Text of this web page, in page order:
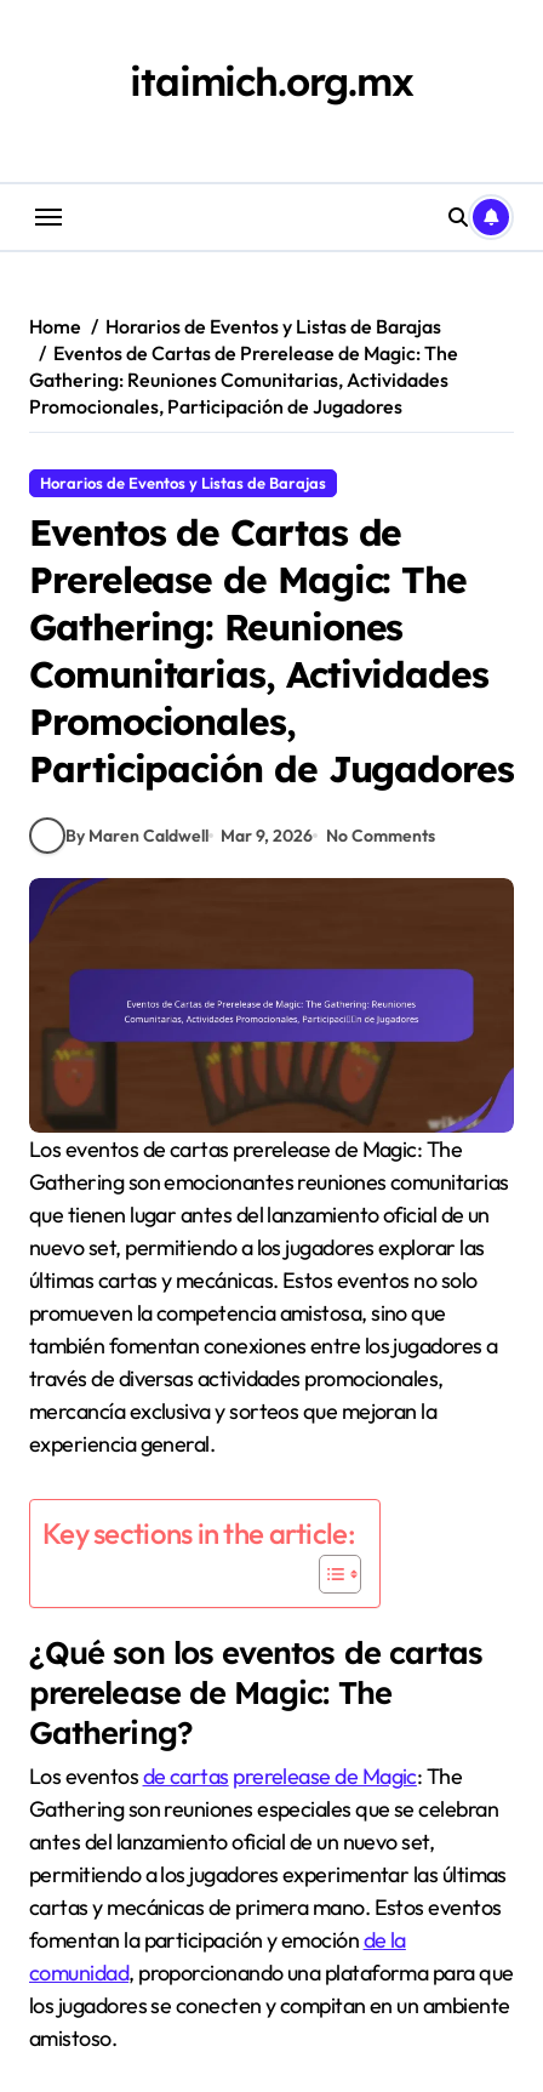
itaimich.org.mx
Home
Horarios de Eventos y Listas de Barajas
Eventos de Cartas de Prerelease de Magic: The
Gathering: Reuniones Comunitarias, Actividades
Promocionales, Participación de Jugadores
Horarios de Eventos y Listas de Barajas
Eventos de Cartas de
Prerelease de Magic: The
Gathering: Reuniones
Comunitarias, Actividades
Promocionales,
Participación de Jugadores
By Maren Caldwell Mar 9, 2026 No Comments
Los eventos de cartas prerelease de Magic: The
Gathering son emocionantes reuniones comunitarias
que tienen lugar antes del lanzamiento oficial de un
nuevo set, permitiendo a los jugadores explorar las
últimas cartas y mecánicas. Estos eventos no solo
promueven la competencia amistosa, sino que
también fomentan conexiones entre los jugadores a
través de diversas actividades promocionales,
mercancía exclusiva y sorteos que mejoran la
experiencia general.
Key sections in the article:
¿Qué son los eventos de cartas
prerelease de Magic: The
Gathering?
Los eventosde cartas prerelease de Magic: The
Gathering son reuniones especiales que se celebran
antes del lanzamiento oficial de un nuevo set,
permitiendo a los jugadores experimentar las últimas
cartas y mecánicas de primera mano. Estos eventos
fomentan la participación y emociónde la
comunidad, proporcionando una plataforma para que
los jugadores se conecten y compitan en un ambiente
amistoso.